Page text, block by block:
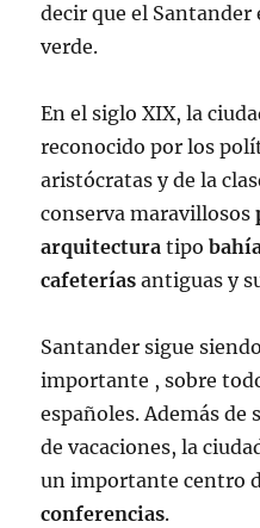
decir que el Santander
verde.
En el siglo XIX, la
reconocido por los
aristócratas y de la
conserva maravillosos
arquitectura tipo
cafeterías antiguas y
Santander sigue
importante , sobre
españoles. Además
de vacaciones, la
un importante centro
conferencias.